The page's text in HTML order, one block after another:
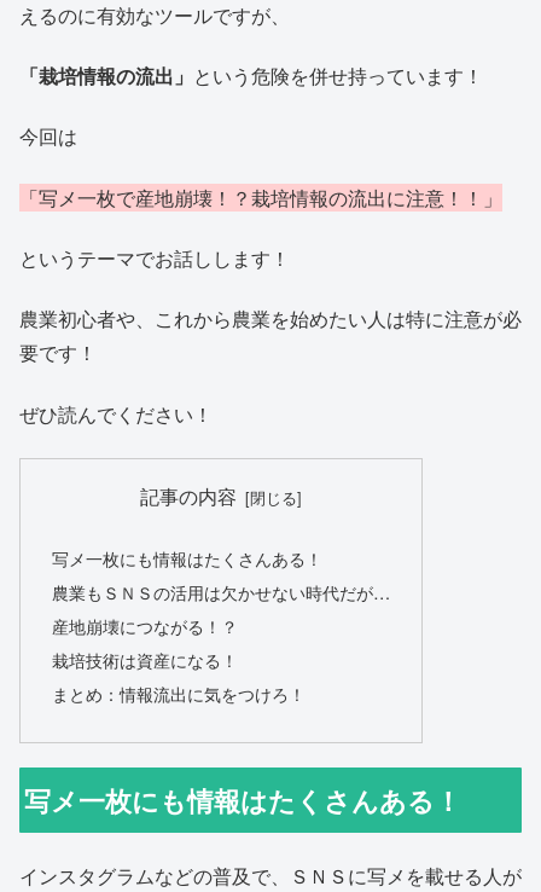
えるのに有効なツールですが、
「栽培情報の流出」 という危険を併せ持っています！
今回は
「写メ一枚で産地崩壊！？栽培情報の流出に注意！！」
というテーマでお話しします！
農業初心者や、これから農業を始めたい人は特に注意が必
要です！
ぜひ読んでください！
記事の内容
写メ一枚にも情報はたくさんある！
農業もＳＮＳの活用は欠かせない時代だが…
産地崩壊につながる！？
栽培技術は資産になる！
まとめ：情報流出に気をつけろ！
写メ一枚にも情報はたくさんある！
インスタグラムなどの普及で、ＳＮＳに写メを載せる人が